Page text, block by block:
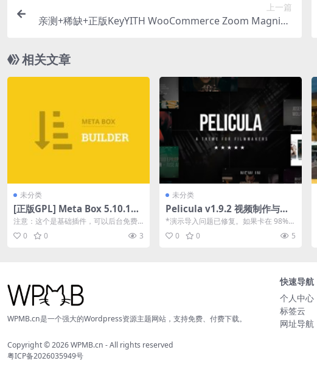
上一篇
亲测+稀缺+正版KeyYITH WooCommerce Zoom Magnifie
相关文章
未分类
[正版GPL] Meta Box 5.10.13
免费下载
注意：这个是基础插件，可以后台免费
安装的，不用在这里购买，其他高级拓
展可以通过文...
0 0 3
未分类
Pelicula v1.9.2 视频制作与电
影主题下载
*演示导入问题已修复。如果卡在 98%，
请等待 1 分钟。然后转到外观>自...
0 0 5
WPMB.cn是一个强大的Wordpress资源主题网站，支持免费、付费下载。
快速导航
个人中心
标签云
网址导航
Copyright © 2026WPMB.cn - All rights reserved
粤ICP备2026035949号